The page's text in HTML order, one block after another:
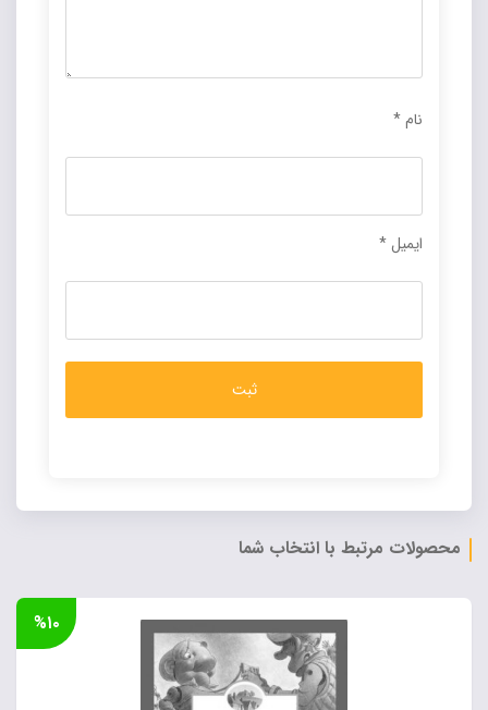
نام*
ایمیل*
محصولات مرتبط با انتخاب شما
%۱۰